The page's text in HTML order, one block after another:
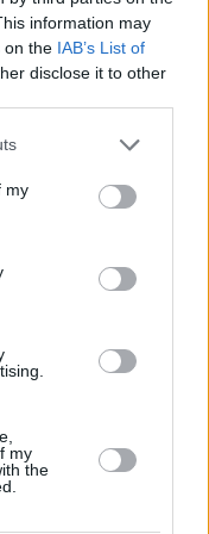
information may
on the IAB’s List of
disclose it to other
my
my
the
το